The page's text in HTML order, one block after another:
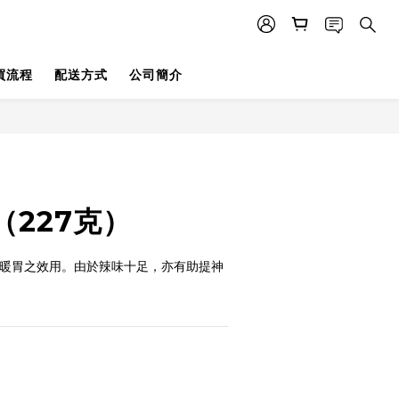
流程 配送方式 公司簡介
227克）
胃之效用。由於辣味十足，亦有助提神